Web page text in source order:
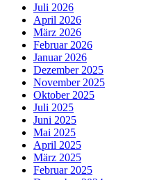
Juli 2026
April 2026
März 2026
Februar 2026
Januar 2026
Dezember 2025
November 2025
Oktober 2025
Juli 2025
Juni 2025
Mai 2025
April 2025
März 2025
Februar 2025